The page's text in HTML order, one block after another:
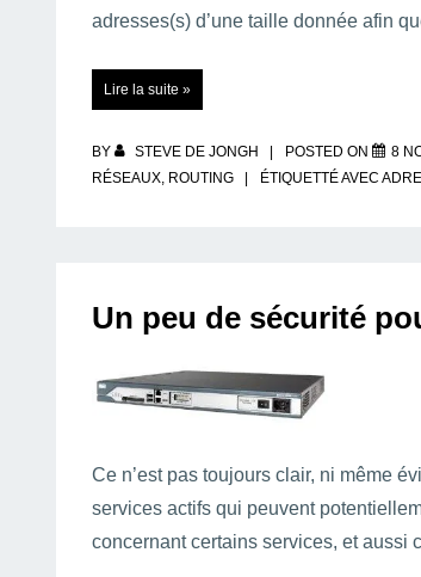
adresses(s) d’une taille donnée afin
IPv4
:
Lire la suite »
BY STEVE DE JONGH POSTED ON 8
RÉSEAUX, ROUTING ÉTIQUETTÉ AVEC
Un peu de sécurité
Ce n’est pas toujours clair, ni même
services actifs qui peuvent
concernant certains services, et